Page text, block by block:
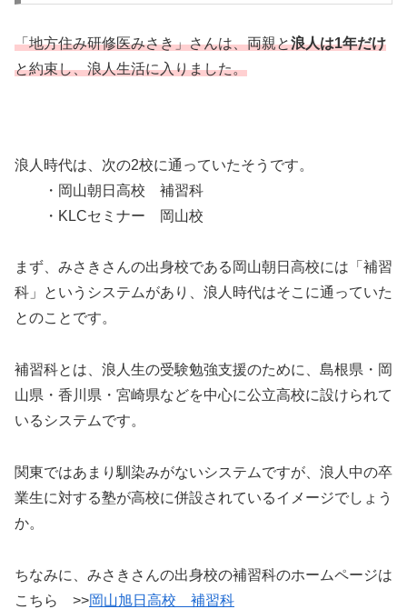
「地方住み研修医みさき」さんは、両親と浪人は1年だけ
と約束し、浪人生活に入りました。
浪人時代は、次の2校に通っていたそうです。
・岡山朝日高校 補習科
・KLCセミナー 岡山校
まず、みさきさんの出身校である岡山朝日高校には「補習
科」というシステムがあり、浪人時代はそこに通っていた
とのことです。
補習科とは、浪人生の受験勉強支援のために、島根県・岡
山県・香川県・宮崎県などを中心に公立高校に設けられて
いるシステムです。
関東ではあまり馴染みがないシステムですが、浪人中の卒
業生に対する塾が高校に併設されているイメージでしょう
か。
ちなみに、みさきさんの出身校の補習科のホームページは
こちら >>岡山旭日高校 補習科